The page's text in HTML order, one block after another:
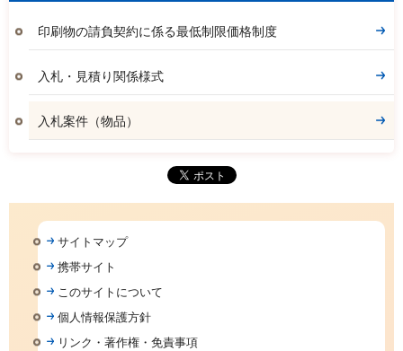
印刷物の請負契約に係る最低制限価格制度
入札・見積り関係様式
入札案件（物品）
サイトマップ
携帯サイト
このサイトについて
個人情報保護方針
リンク・著作権・免責事項